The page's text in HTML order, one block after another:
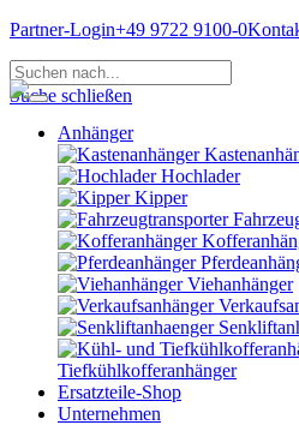
Partner-Login+49 9722 9100-0
Suche schließen
Anhänger
Hochlader
Kipper
Viehanhänger
Tiefkühlkofferanhänger
Ersatzteile-Shop
Unternehmen